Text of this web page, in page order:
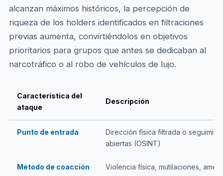
alcanzan máximos históricos, la percepción de
riqueza de los holders identificados en filtraciones
previas aumenta, convirtiéndolos en objetivos
prioritarios para grupos que antes se dedicaban al
narcotráfico o al robo de vehículos de lujo.
Característica del
ataque
Descripción
Punto de entrada
Dirección física filtrada o
abiertas (OSINT)
Método de coacción Violencia física, mutilaciones,